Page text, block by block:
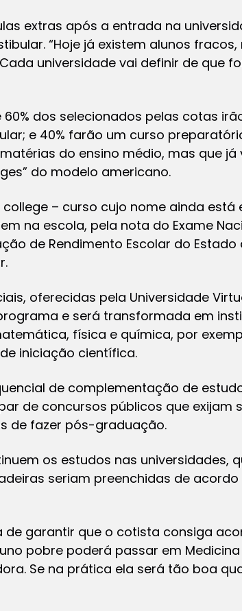
extras após a entrada na
“Hoje já existem alunos
universidade vai definir de que
dos selecionados pelas cotas
e 40% farão um curso
do ensino médio, mas que já
do modelo americano.
– curso cujo nome ainda está
na escola, pela nota do Exame
de Rendimento Escolar do Estado
oferecidas pela Universidade
e será transformada em
física e química, por
iniciação científica.
de complementação de
de concursos públicos que exijam
de fazer pós-graduação.
os estudos nas universidades,
seriam preenchidas de
de garantir que o cotista consiga
pobre poderá passar em
Se na prática ela será tão boa